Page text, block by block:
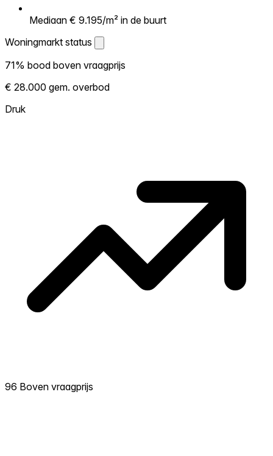
Mediaan € 9.195/m² in de buurt
Woningmarkt status
Woningmarkt status
Laat zien hoe competitief de markt hier is.
Hoe meer woningen boven vraagprijs
verkopen, hoe heter. Heet? Verwacht
71% bood boven vraagprijs
€ 28.000 gem. overbod
Druk
96 Boven vraagprijs